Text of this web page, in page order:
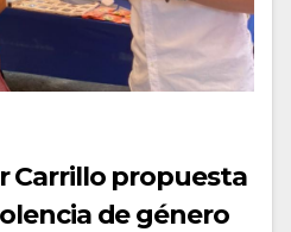
Carrillo propuesta
de género